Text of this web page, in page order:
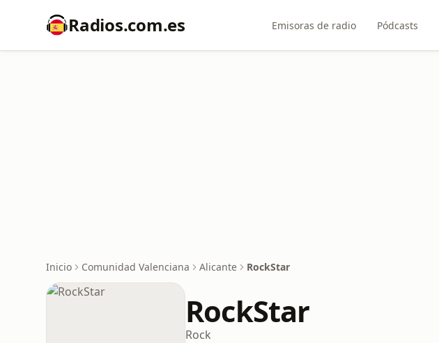
Radios.com.es Emisoras de radio Pódcasts
Inicio Comunidad Valenciana Alicante RockStar
RockStar
Rock